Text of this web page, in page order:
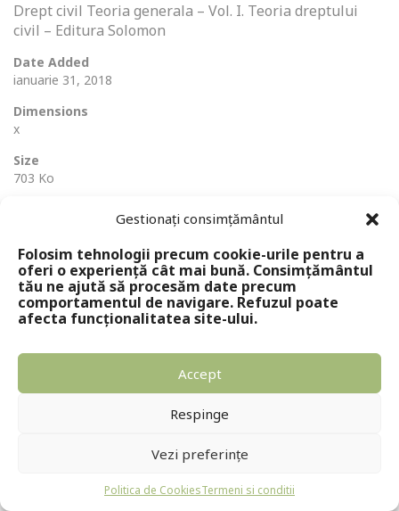
Gestionați consimțământul
Folosim tehnologii precum cookie-urile pentru a
oferi o experiență cât mai bună. Consimțământul
tău ne ajută să procesăm date precum
comportamentul de navigare. Refuzul poate
afecta funcționalitatea site-ului.
Accept
Respinge
Vezi preferințe
Politica de CookiesTermeni si conditii
Drept civil Teoria generala – Vol. I. Teoria dreptului
civil – Editura Solomon
Date Added
ianuarie 31, 2018
Dimensions
x
Size
703 Ko
Copyright © 2024 - Editura Solomon